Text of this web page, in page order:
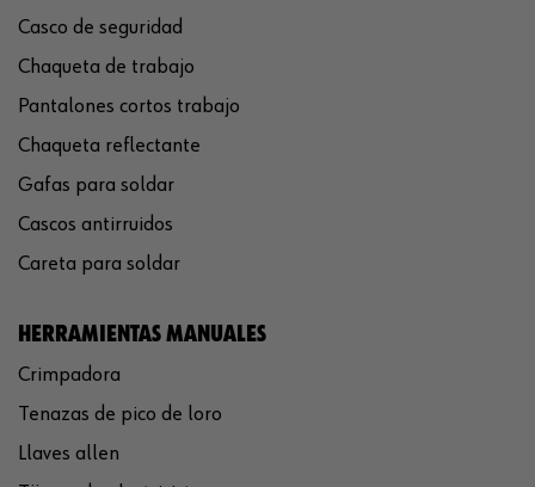
Casco de seguridad
Chaqueta de trabajo
Pantalones cortos trabajo
Chaqueta reflectante
Gafas para soldar
Cascos antirruidos
Careta para soldar
HERRAMIENTAS MANUALES
Crimpadora
Tenazas de pico de loro
Llaves allen